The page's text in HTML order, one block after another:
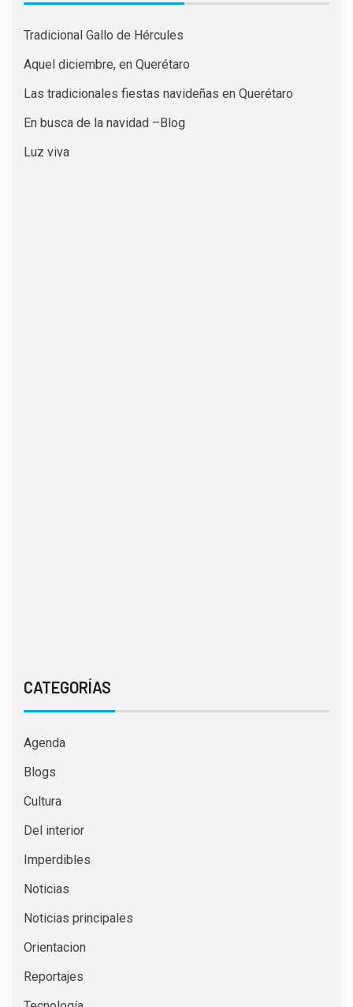
Tradicional Gallo de Hércules
Aquel diciembre, en Querétaro
Las tradicionales fiestas navideñas en Querétaro
En busca de la navidad –Blog
Luz viva
CATEGORÍAS
Agenda
Blogs
Cultura
Del interior
Imperdibles
Noticias
Noticias principales
Orientacion
Reportajes